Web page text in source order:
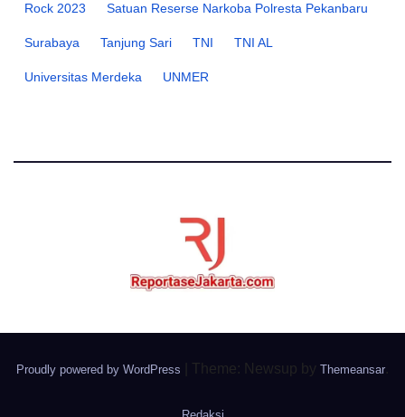
Rock 2023 Satuan Reserse Narkoba Polresta Pekanbaru
Surabaya Tanjung Sari TNI TNI AL
Universitas Merdeka UNMER
Proudly powered by WordPress Theme: Newsup by Themeansar.